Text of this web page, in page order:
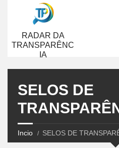
RADAR DA
TRANSPARÊNC
IA
SELOS DE
Incio SELOS DE